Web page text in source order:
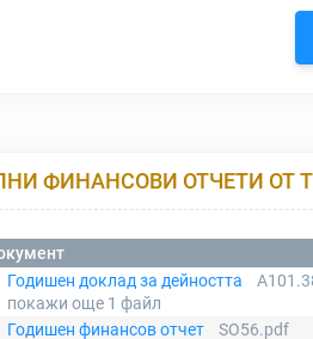
ФИНАНСОВИ ОТЧЕТИ ОТ
Годишен доклад за дейността
покажи още 1 файл
Годишен финансов отчет
SO56.pdf